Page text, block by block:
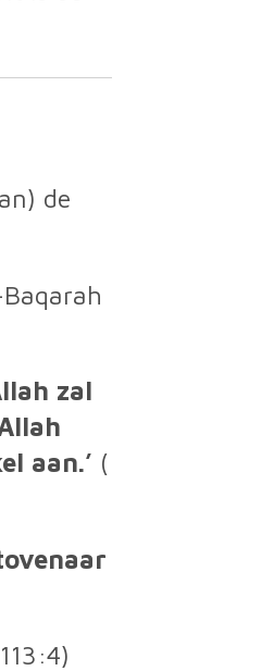
de
zal
aan.’ (